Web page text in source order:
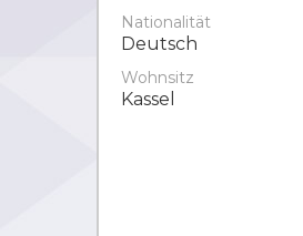
Nationalität
Deutsch
Wohnsitz
Kassel